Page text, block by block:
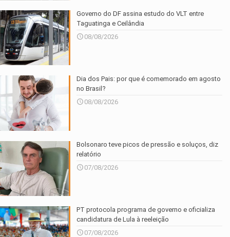
Governo do DF assina estudo do VLT entre
Taguatinga e Ceilândia
08/08/2026
Dia dos Pais: por que é comemorado em agosto
no Brasil?
08/08/2026
Bolsonaro teve picos de pressão e soluços, diz
relatório
07/08/2026
PT protocola programa de governo e oficializa
candidatura de Lula à reeleição
07/08/2026